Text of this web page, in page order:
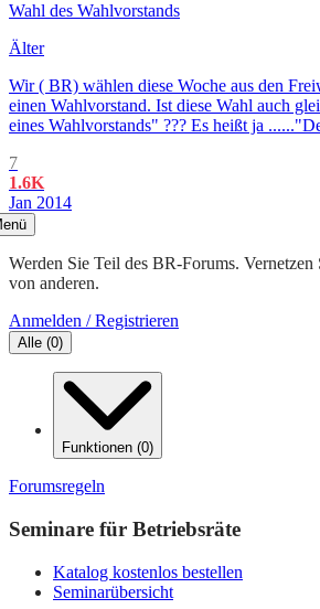
Wahl des Wahlvorstands
Älter
Wir ( BR) wählen diese Woche aus den
einen Wahlvorstand. Ist diese Wahl auch
eines Wahlvorstands" ??? Es heißt ja
7
1.6K
Jan 2014
Werden Sie Teil des BR-Forums. Vernetzen
von anderen.
Anmelden / Registrieren
Alle (0)
Funktionen (0)
Forumsregeln
Seminare für Betriebsräte
Katalog kostenlos bestellen
Seminarübersicht